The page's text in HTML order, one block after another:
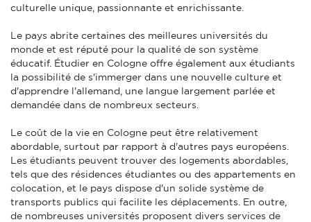
culturelle unique, passionnante et enrichissante.
Le pays abrite certaines des meilleures universités du
monde et est réputé pour la qualité de son système
éducatif. Étudier en Cologne offre également aux étudiants
la possibilité de s'immerger dans une nouvelle culture et
d'apprendre l'allemand, une langue largement parlée et
demandée dans de nombreux secteurs.
Le coût de la vie en Cologne peut être relativement
abordable, surtout par rapport à d'autres pays européens.
Les étudiants peuvent trouver des logements abordables,
tels que des résidences étudiantes ou des appartements en
colocation, et le pays dispose d'un solide système de
transports publics qui facilite les déplacements. En outre,
de nombreuses universités proposent divers services de